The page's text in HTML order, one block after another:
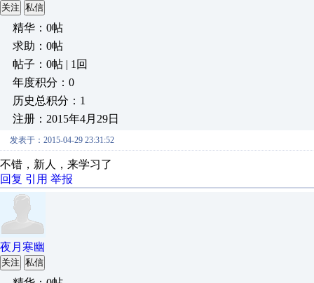
关注 私信
精华：0帖
求助：0帖
帖子：0帖 | 1回
年度积分：0
历史总积分：1
注册：2015年4月29日
发表于：2015-04-29 23:31:52
不错，新人，来学习了
回复 引用 举报
夜月寒幽
关注 私信